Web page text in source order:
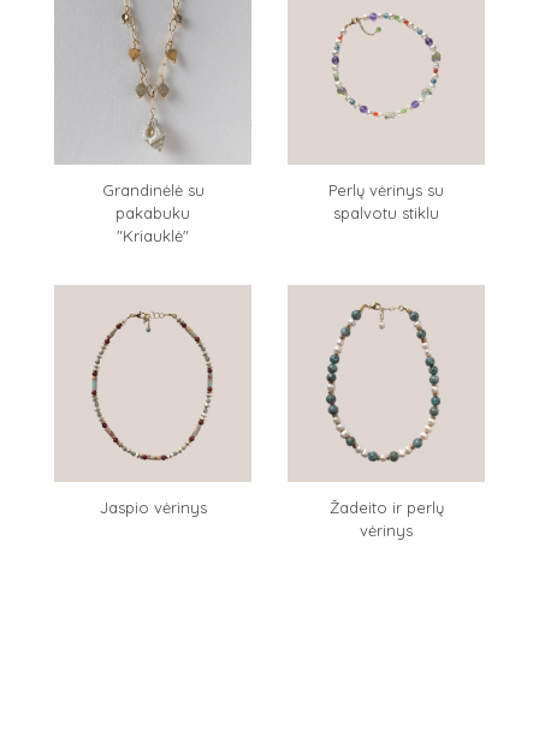
Grandinėlė su
pakabuku
"Kriauklė"
Perlų vėrinys su
spalvotu stiklu
Jaspio vėrinys
Žadeito ir perlų
vėrinys